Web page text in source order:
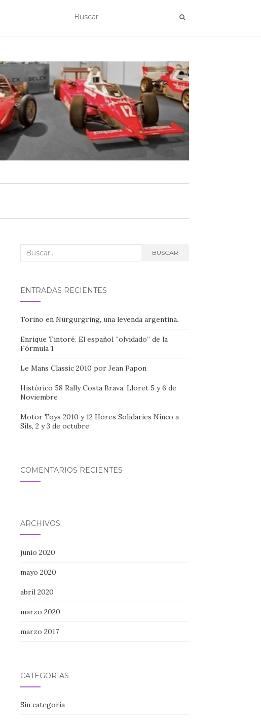
Buscar: BUSCAR
ENTRADAS RECIENTES
Torino en Nürgurgring, una leyenda argentina.
Enrique Tintoré. El español “olvidado” de la
Fórmula 1
Le Mans Classic 2010 por Jean Papon
Histórico 58 Rally Costa Brava. Lloret 5 y 6 de
Noviembre
Motor Toys 2010 y 12 Hores Solidaries Ninco a
Sils, 2 y 3 de octubre
COMENTARIOS RECIENTES
ARCHIVOS
junio 2020
mayo 2020
abril 2020
marzo 2020
marzo 2017
CATEGORÍAS
Sin categoría